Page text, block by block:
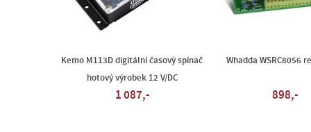
Kemo M113D digitální časový spínač
hotový výrobek 12 V/DC
1 087,-
Whadda WSRC8056
898,-